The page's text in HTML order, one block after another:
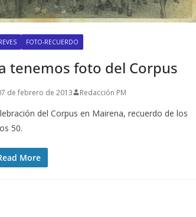
FOTO-RECUERDO
tenemos foto del Corpus
de febrero de 2013 Redacción PM
del Corpus en Mairena, recuerdo de los
50.
More